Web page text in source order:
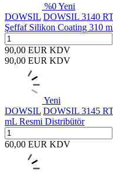
%0Yeni
DOWSIL DOWSIL 3140
Şeffaf Silikon Coating 310
90,00 EUR KDV
90,00 EUR KDV
Yeni
DOWSIL DOWSIL 3145
mL Resmi Distribütör
60,00 EUR KDV